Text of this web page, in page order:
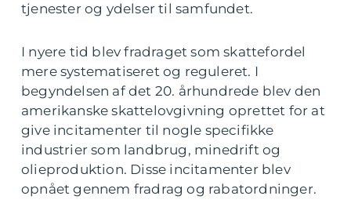
tjenester og ydelser til samfundet.
I nyere tid blev fradraget som skattefordel
mere systematiseret og reguleret. I
begyndelsen af det 20. århundrede blev den
amerikanske skattelovgivning oprettet for at
give incitamenter til nogle specifikke
industrier som landbrug, minedrift og
olieproduktion. Disse incitamenter blev
opnået gennem fradrag og rabatordninger.